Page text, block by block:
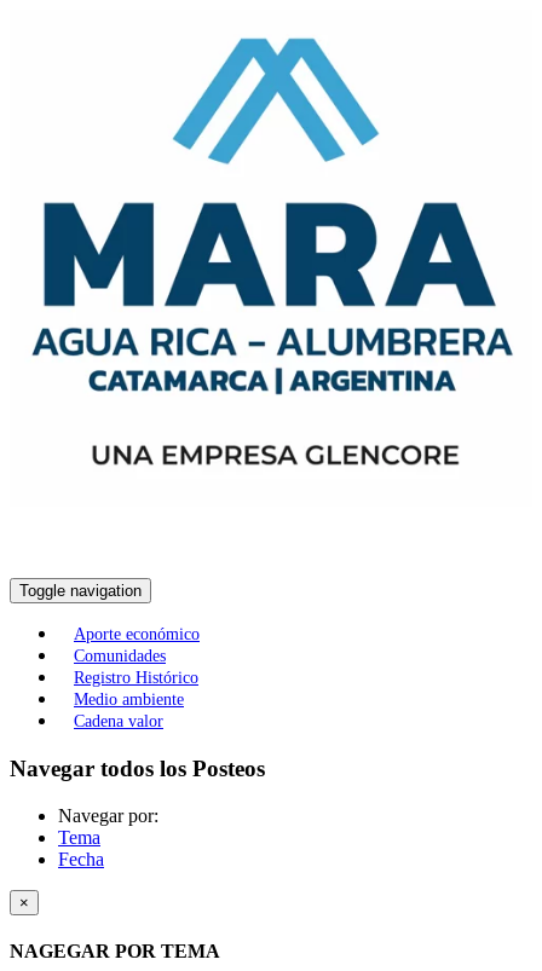
Toggle navigation
Aporte económico
Comunidades
Registro Histórico
Medio ambiente
Cadena valor
Navegar todos los Posteos
Navegar por:
Tema
Fecha
×
NAGEGAR POR TEMA